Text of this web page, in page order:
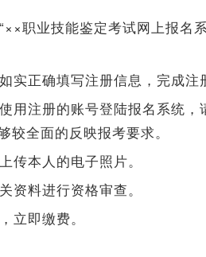
职业技能鉴定考试网上报名
实正确填写注册信息，完成注
用注册的账号登陆报名系统
较全面的反映报考要求。
传本人的电子照片。
资料进行资格审查。
立即缴费。